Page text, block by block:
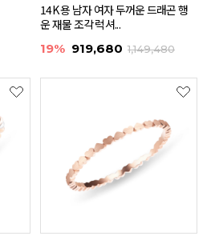
14K 용 남자 여자 두꺼운 드래곤 행
운 재물 조각 럭셔...
19% 919,680 1,149,480